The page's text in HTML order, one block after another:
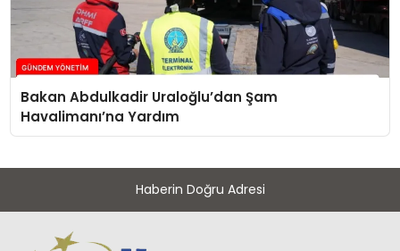
Bakan Abdulkadir Uraloğlu’dan Şam
Havalimanı’na Yardım
Haberin Doğru Adresi